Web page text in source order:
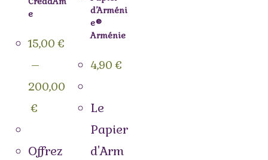
e
15,00€
–
200,00
€
Offrez
d’Arméni
e®
Arménie
4,90€
Le
Papier
d'Arm